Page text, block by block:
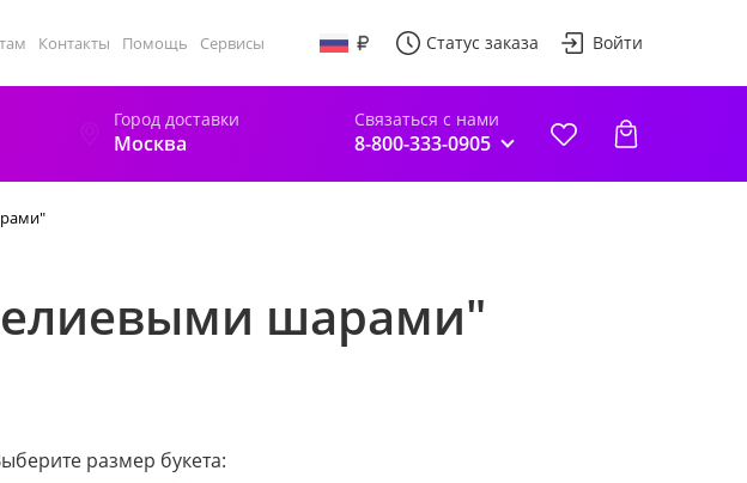
Контакты Помощь Сервисы Статус заказа Войти
Город доставки
Москва
Связаться с нами
8-800-333-0905
шарами"
размер букета: